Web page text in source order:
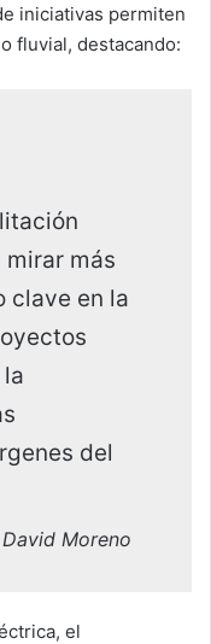
iniciativas permiten
fluvial, destacando:
mirar más
clave en la
del
David Moreno
el